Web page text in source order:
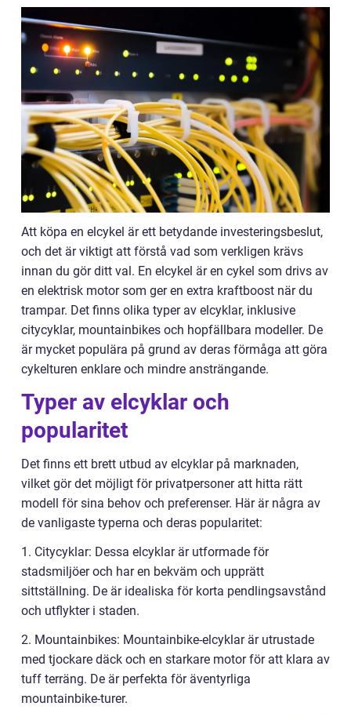
Att köpa en elcykel är ett betydande investeringsbeslut,
och det är viktigt att förstå vad som verkligen krävs
innan du gör ditt val. En elcykel är en cykel som drivs av
en elektrisk motor som ger en extra kraftboost när du
trampar. Det finns olika typer av elcyklar, inklusive
citycyklar, mountainbikes och hopfällbara modeller. De
är mycket populära på grund av deras förmåga att göra
cykelturen enklare och mindre ansträngande.
Typer av elcyklar och
popularitet
Det finns ett brett utbud av elcyklar på marknaden,
vilket gör det möjligt för privatpersoner att hitta rätt
modell för sina behov och preferenser. Här är några av
de vanligaste typerna och deras popularitet:
1. Citycyklar: Dessa elcyklar är utformade för
stadsmiljöer och har en bekväm och upprätt
sittställning. De är idealiska för korta pendlingsavstånd
och utflykter i staden.
2. Mountainbikes: Mountainbike-elcyklar är utrustade
med tjockare däck och en starkare motor för att klara av
tuff terräng. De är perfekta för äventyrliga
mountainbike-turer.